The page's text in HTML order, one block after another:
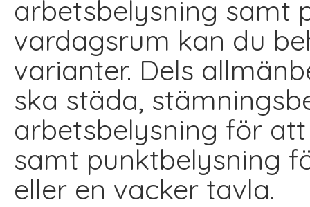
arbetsbelysning samt
vardagsrum kan du
varianter. Dels
ska städa,
arbetsbelysning för
samt punktbelysning
eller en vacker tavla.